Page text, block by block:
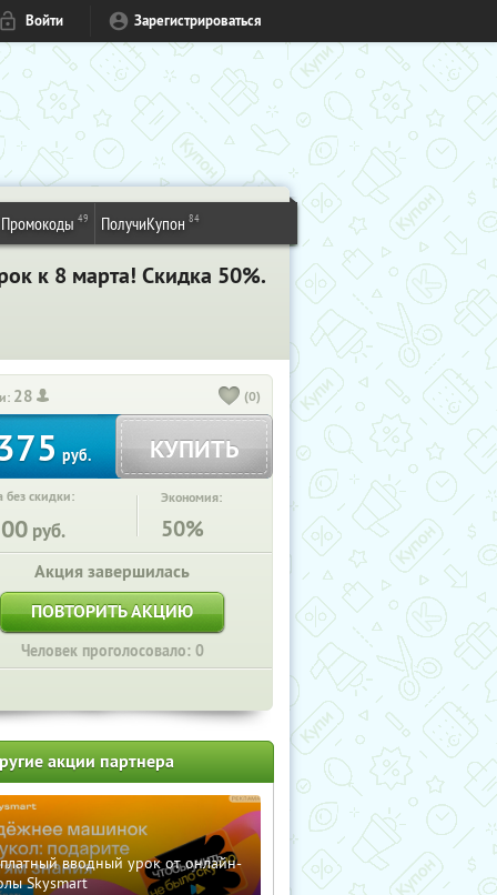
Войти Зарегистрироваться
Промокоды 49 ПолучиКупон 84
к 8 марта! Скидка 50%.
28 (0)
руб. КУПИТЬ
без скидки:
руб.
Экономия:
50%
Акция завершилась
ПОВТОРИТЬ АКЦИЮ
Человек проголосовало: 0
акции партнера
вводный урок от онлайн-
Skysmart